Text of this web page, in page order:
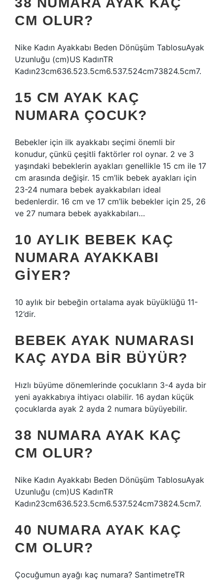
CM OLUR?
Nike Kadın Ayakkabı Beden Dönüşüm TablosuAyak
Uzunluğu (cm)US KadınTR
Kadın23cm636.523.5cm6.537.524cm73824.5cm7.
15 CM AYAK KAÇ
NUMARA ÇOCUK?
Bebekler için ilk ayakkabı seçimi önemli bir
konudur, çünkü çeşitli faktörler rol oynar. 2 ve 3
yaşındaki bebeklerin ayakları genellikle 15 cm ile 17
cm arasında değişir. 15 cm’lik bebek ayakları için
23-24 numara bebek ayakkabıları ideal
bedenlerdir. 16 cm ve 17 cm’lik bebekler için 25, 26
ve 27 numara bebek ayakkabıları…
10 AYLIK BEBEK KAÇ
NUMARA AYAKKABI
GIYER?
10 aylık bir bebeğin ortalama ayak büyüklüğü 11-
12’dir.
BEBEK AYAK NUMARASI
KAÇ AYDA BIR BÜYÜR?
Hızlı büyüme dönemlerinde çocukların 3-4 ayda bir
yeni ayakkabıya ihtiyacı olabilir. 16 aydan küçük
çocuklarda ayak 2 ayda 2 numara büyüyebilir.
38 NUMARA AYAK KAÇ
CM OLUR?
Nike Kadın Ayakkabı Beden Dönüşüm TablosuAyak
Uzunluğu (cm)US KadınTR
Kadın23cm636.523.5cm6.537.524cm73824.5cm7.
40 NUMARA AYAK KAÇ
CM OLUR?
Çocuğumun ayağı kaç numara? SantimetreTR